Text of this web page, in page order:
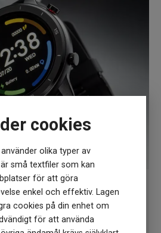
cookies
olika typer av
små textfiler som kan
för att göra
enkel och effektiv. Lagen
cookies på din enhet om
för att använda
En smart sportklocka
en mångfald av material,